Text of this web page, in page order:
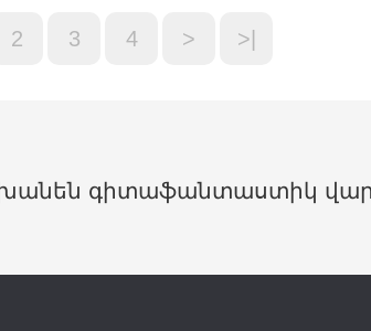
2 3 4 > >|
գիտաֆանտաստիկ